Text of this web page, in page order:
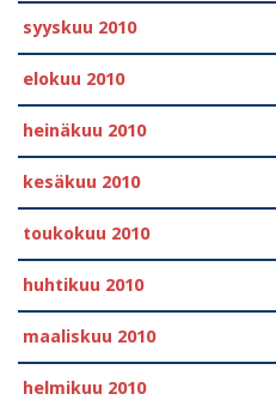
syyskuu 2010
elokuu 2010
heinäkuu 2010
kesäkuu 2010
toukokuu 2010
huhtikuu 2010
maaliskuu 2010
helmikuu 2010